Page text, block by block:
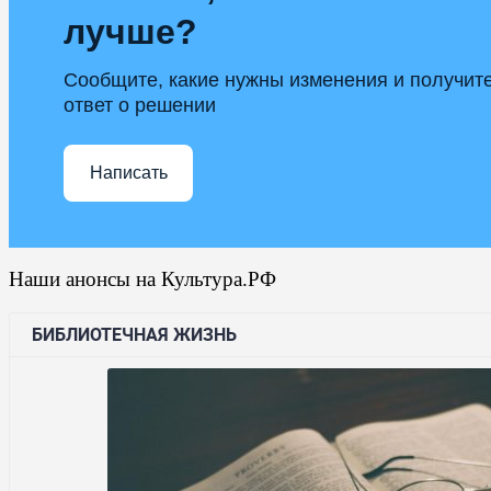
лучше?
Сообщите, какие нужны изменения и
ответ о решении
Написать
Наши анонсы на Культура.РФ